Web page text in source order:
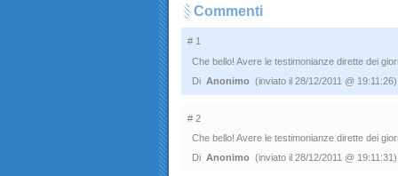
Commenti
# 1
Che bello! Avere le testimonianze dirette dei
DiAnonimo (inviato il 28/12/2011 @ 19:11:26)
# 2
Che bello! Avere le testimonianze dirette dei
DiAnonimo (inviato il 28/12/2011 @ 19:11:31)